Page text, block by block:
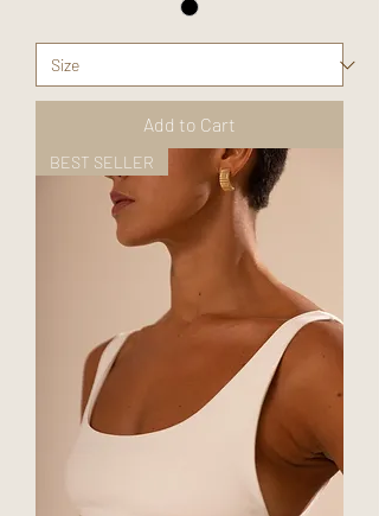
Add to Cart
BEST SELLER